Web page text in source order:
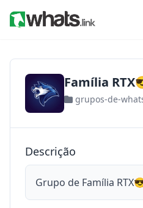
Família
grupos-de-
Descrição
Grupo de Família